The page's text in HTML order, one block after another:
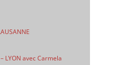
LYON avec Carmela